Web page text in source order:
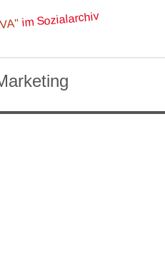
im Sozialarchiv